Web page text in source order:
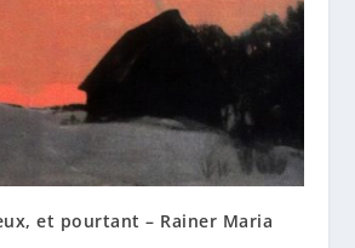
et pourtant – Rainer Maria